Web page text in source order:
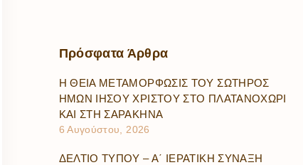
Πρόσφατα Άρθρα
Η ΘΕΙΑ ΜΕΤΑΜΟΡΦΩΣΙΣ ΤΟΥ ΣΩΤΗΡΟΣ
ΗΜΩΝ ΙΗΣΟΥ ΧΡΙΣΤΟΥ ΣΤΟ ΠΛΑΤΑΝΟΧΩΡΙ
ΚΑΙ ΣΤΗ ΣΑΡΑΚΗΝΑ
6 Αυγούστου, 2026
ΔΕΛΤΙΟ ΤΥΠΟΥ – Α΄ ΙΕΡΑΤΙΚΗ ΣΥΝΑΞΗ